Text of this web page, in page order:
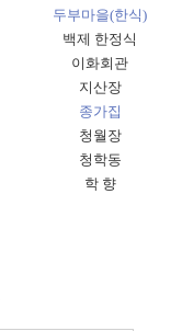
두부마을(한식)
백제 한정식
이화회관
지산장
종가집
청월장
청학동
학 향